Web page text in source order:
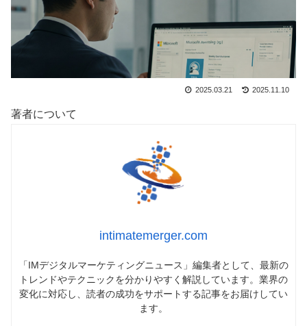
2025.03.21 2025.11.10
著者について
intimatemerger.com
「IMデジタルマーケティングニュース」編集者として、最新の
トレンドやテクニックを分かりやすく解説しています。業界の
変化に対応し、読者の成功をサポートする記事をお届けしてい
ます。